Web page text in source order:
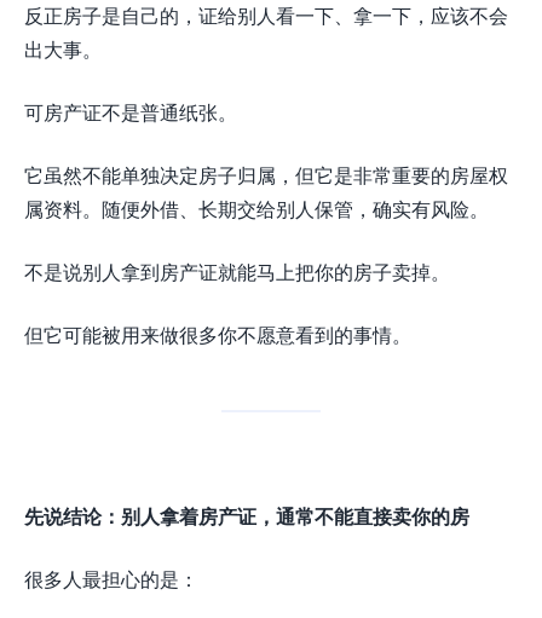
反正房子是自己的，证给别人看一下、拿一下，应该不会
出大事。
可房产证不是普通纸张。
它虽然不能单独决定房子归属，但它是非常重要的房屋权
属资料。随便外借、长期交给别人保管，确实有风险。
不是说别人拿到房产证就能马上把你的房子卖掉。
但它可能被用来做很多你不愿意看到的事情。
先说结论：别人拿着房产证，通常不能直接卖你的房
很多人最担心的是：